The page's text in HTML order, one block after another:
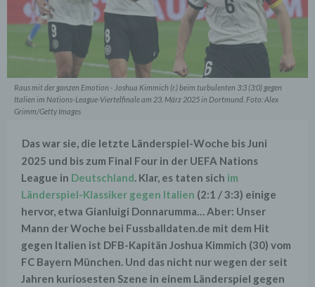
Raus mit der ganzen Emotion - Joshua Kimmich (r.) beim turbulenten 3:3 (3:0) gegen
Italien im Nations-League-Viertelfinale am 23. März 2025 in Dortmund. Foto: Alex
Grimm/Getty Images
Das war sie, die letzte Länderspiel-Woche bis Juni
2025 und bis zum Final Four in der UEFA Nations
League in Deutschland. Klar, es taten sich im
Länderspiel-Klassiker gegen Italien (2:1 / 3:3) einige
hervor, etwa Gianluigi Donnarumma… Aber: Unser
Mann der Woche bei Fussballdaten.de mit dem Hit
gegen Italien ist DFB-Kapitän Joshua Kimmich (30) vom
FC Bayern München. Und das nicht nur wegen der seit
Jahren kuriosesten Szene in einem Länderspiel gegen